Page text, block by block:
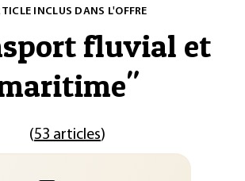
INCLUS DANS L'OFFRE
fluvial et
"
(53 articles)